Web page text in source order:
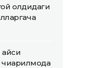
олдидаги